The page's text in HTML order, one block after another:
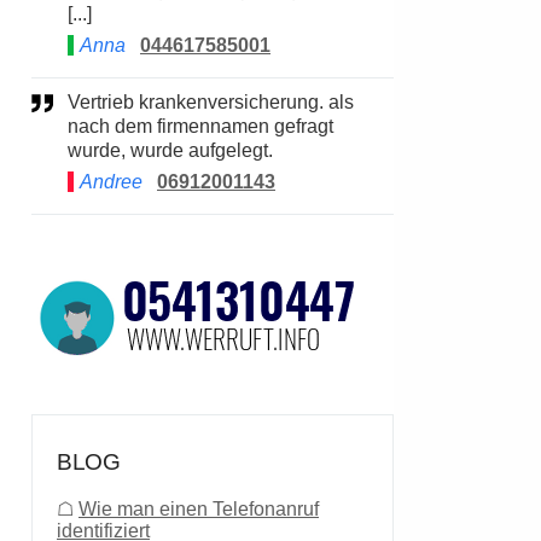
[...]
Anna
044617585001
Vertrieb krankenversicherung. als
nach dem firmennamen gefragt
wurde, wurde aufgelegt.
Andree
06912001143
BLOG
☖ Wie man einen Telefonanruf
identifiziert